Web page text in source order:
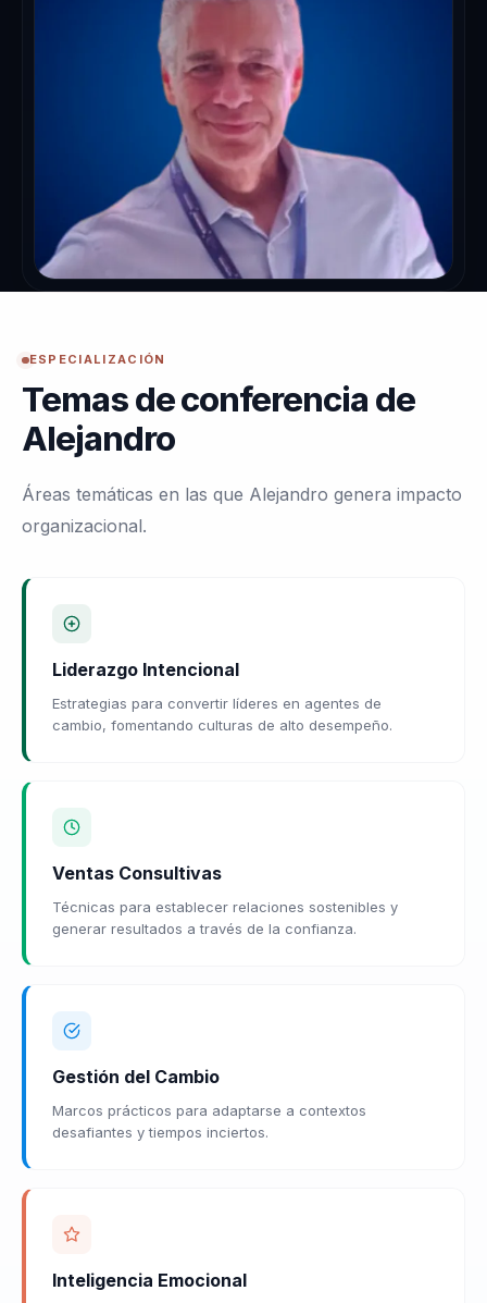
ESPECIALIZACIÓN
Temas de conferencia de
Alejandro
Áreas temáticas en las que Alejandro genera impacto
organizacional.
Liderazgo Intencional
Estrategias para convertir líderes en agentes de
cambio, fomentando culturas de alto desempeño.
Ventas Consultivas
Técnicas para establecer relaciones sostenibles y
generar resultados a través de la confianza.
Gestión del Cambio
Marcos prácticos para adaptarse a contextos
desafiantes y tiempos inciertos.
Inteligencia Emocional